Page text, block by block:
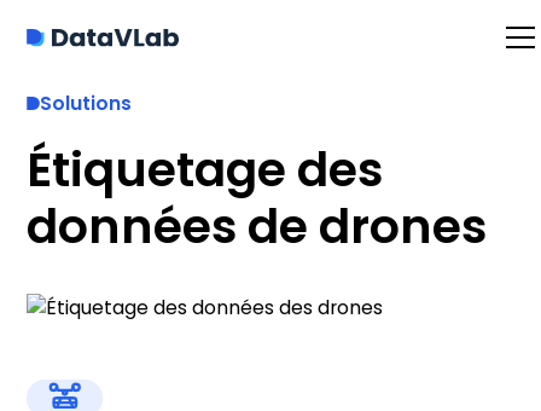
Solutions
Étiquetage des
données de drones